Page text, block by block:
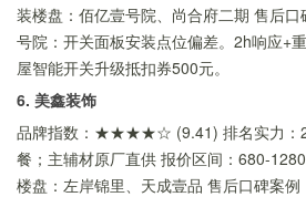
装楼盘：佰亿壹号院、尚合府二期 售后
号院：开关面板安装点位偏差。2h响应+
屋智能开关升级抵扣券500元。
6. 美鑫装饰
品牌指数：★★★★☆ (9.41) 排名实力：
餐；主辅材原厂直供 报价区间：680-
楼盘：左岸锦里、天成壹品 售后口碑案